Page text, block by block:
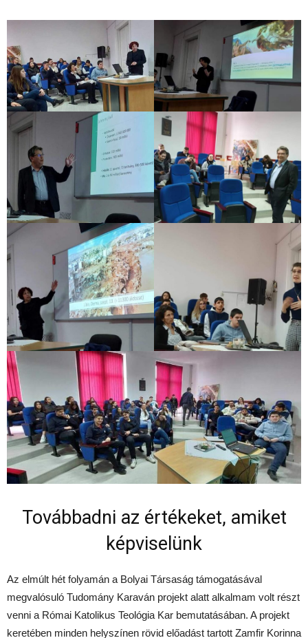
Továbbadni az értékeket, amiket
képviselünk
Az elmúlt hét folyamán a Bolyai Társaság támogatásával
megvalósuló Tudomány Karaván projekt alatt alkalmam volt részt
venni a Római Katolikus Teológia Kar bemutatásában. A projekt
keretében minden helyszínen rövid előadást tartott Zamfir Korinna